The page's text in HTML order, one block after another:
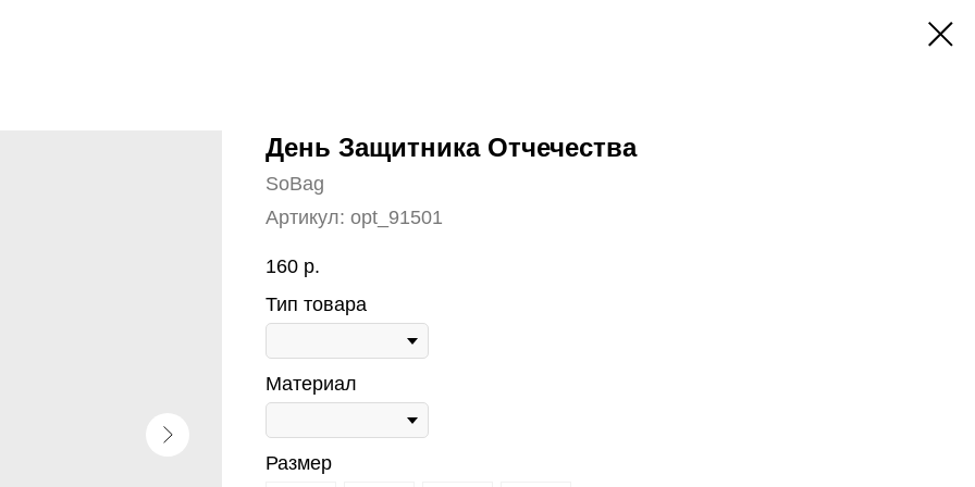
День Защитника Отчечества
SoBag
Артикул: opt_91501
160 р.
Тип товара
Материал
Размер